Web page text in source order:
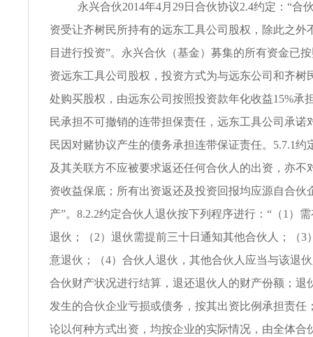
永兴合伙2014年4月29日合伙协议2.4约定：“合
资受让齐树民所持有的远东工具公司股权，除此之外
目进行投资”。永兴合伙（基金）募集的所有资金已
资远东工具公司股权，投资方式为与远东公司和齐树
处购买股权，由远东公司按照投资款年化收益15%承
民承担不可撤销的连带担保责任，远东工具公司承诺
民因对赌协议产生的债务承担连带保证责任。5.7.1约
及其关联方不应被要求返还任何合伙人的出资，亦不
资收益保底；所有出资返还及投资回报均应源自合伙
产”。8.2.2约定合伙人退伙按下列程序进行：“（1）
退伙；（2）退伙需提前三十日通知其他合伙人；（3
意退伙；（4）合伙人退伙，其他合伙人应当与该退
合伙财产状况进行结算，退还退伙人的财产份额；退
发生的合伙企业亏损或债务，按其出资比例承担责任
论以何种方式出资，均按企业的实际情况，由全体合